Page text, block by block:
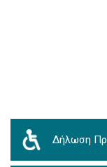
Δήλωση